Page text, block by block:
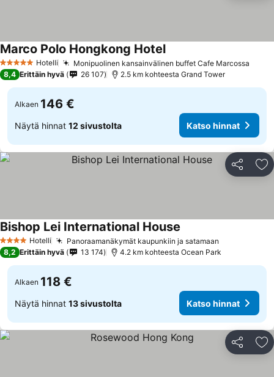
5 Tähtiluokitus
Hotelli Monipuolinen kansainvälinen buffet Cafe Marcossa
Marco Polo Hongkong Hotel
8,4 Erittäin hyvä 26 107 2.5 km kohteesta Grand Tower
Alkaen 146 €
Näytä hinnat 12 sivustolta Katso hinnat
Jaa
4 Tähtiluokitus
Hotelli Panoraamanäkymät kaupunkiin ja satamaan
Bishop Lei International House
8,2 Erittäin hyvä 13 174 4.2 km kohteesta Ocean Park
Alkaen 118 €
Näytä hinnat 13 sivustolta Katso hinnat
Jaa